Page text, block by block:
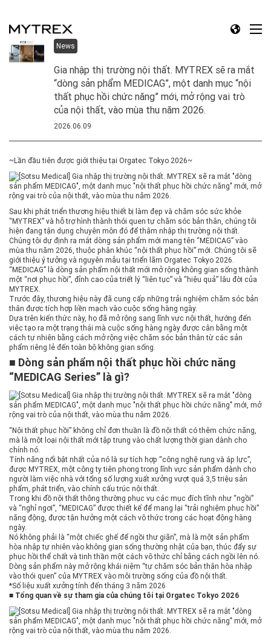
News
Gia nhập thị trường nội thất. MYTREX sẽ ra mắt
“dòng sản phẩm MEDICAG”, một danh mục “nội
thất phục hồi chức năng” mới, mở rộng vai trò
của nội thất, vào mùa thu năm 2026.
2026.06.09
~Lần đầu tiên được giới thiệu tại Orgatec Tokyo 2026~
Sau khi phát triển thương hiệu thiết bị làm đẹp và chăm sóc sức khỏe
“MYTREX” và hỗ trợ hình thành thói quen tự chăm sóc bản thân, chúng tôi
hiện đang tận dụng chuyên môn đó để thâm nhập thị trường nội thất.
Chúng tôi dự định ra mắt dòng sản phẩm mới mang tên “MEDICAG” vào
mùa thu năm 2026, thuộc phân khúc “nội thất phục hồi” mới. Chúng tôi sẽ
giới thiệu ý tưởng và nguyên mẫu tại triển lãm Orgatec Tokyo 2026.
“MEDICAG” là dòng sản phẩm nội thất mới mở rộng không gian sống thành
một “nơi phục hồi”, đỉnh cao của triết lý “liên tục” và “hiệu quả” lâu đời của
MYTREX.
Trước đây, thương hiệu này đã cung cấp những trải nghiệm chăm sóc bản
thân được tích hợp liền mạch vào cuộc sống hàng ngày.
Dựa trên kiến ​​thức này, họ đã mở rộng sang lĩnh vực nội thất, hướng đến
việc tạo ra một trạng thái mà cuộc sống hàng ngày được cân bằng một
cách tự nhiên bằng cách mở rộng việc chăm sóc bản thân từ các sản
phẩm riêng lẻ đến toàn bộ không gian sống.
■ Dòng sản phẩm nội thất phục hồi chức năng
“MEDICAG Series” là gì?
“Nội thất phục hồi” không chỉ đơn thuần là đồ nội thất có thêm chức năng,
mà là một loại nội thất mới tập trung vào chất lượng thời gian dành cho
chính nó.
Tính năng nổi bật nhất của nó là sự tích hợp “công nghệ rung và áp lực”,
được MYTREX, một công ty tiên phong trong lĩnh vực sản phẩm dành cho
người làm việc nhà với tổng số lượng xuất xưởng vượt quá 3,5 triệu sản
phẩm, phát triển, vào chính cấu trúc nội thất.
Trong khi đồ nội thất thông thường phục vụ các mục đích tĩnh như “ngồi”
và “nghỉ ngơi”, “MEDICAG” được thiết kế để mang lại “trải nghiệm phục hồi”
năng động, được tận hưởng một cách vô thức trong các hoạt động hàng
ngày.
Nó không phải là “một chiếc ghế để ngồi thư giãn”, mà là một sản phẩm
hòa nhập tự nhiên vào không gian sống thường nhật của bạn, thúc đẩy sự
phục hồi thể chất và tinh thần một cách vô thức chỉ bằng cách ngồi lên nó.
Dòng sản phẩm này mở rộng khái niệm “tự chăm sóc bản thân hòa nhập
vào thói quen” của MYTREX vào môi trường sống của đồ nội thất.
*Số liệu xuất xưởng tính đến tháng 3 năm 2026
■ Tổng quan về sự tham gia của chúng tôi tại Orgatec Tokyo 2026